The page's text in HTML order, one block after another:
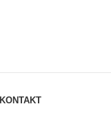
KONTAKT